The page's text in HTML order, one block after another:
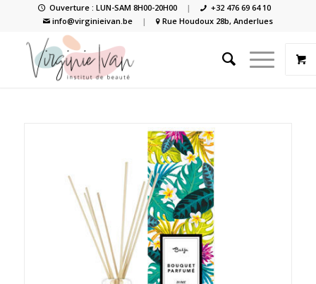
Ouverture : LUN-SAM 8H00-20H00 |
+32 476 69 64 10
info@virginieivan.be
| Rue Houdoux 28b, Anderlues